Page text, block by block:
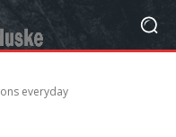
everyday